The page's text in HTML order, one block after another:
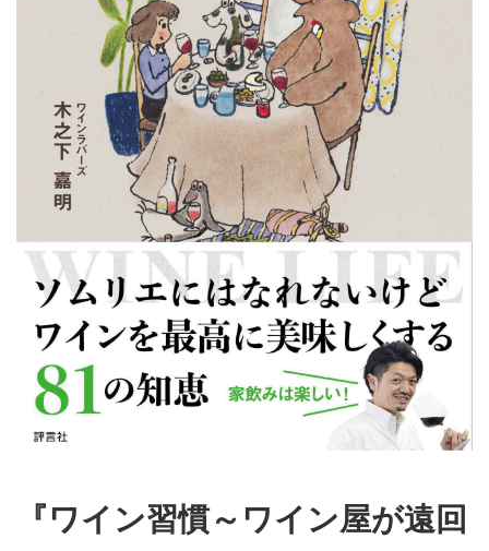
『ワイン習慣～ワイン屋が遠回